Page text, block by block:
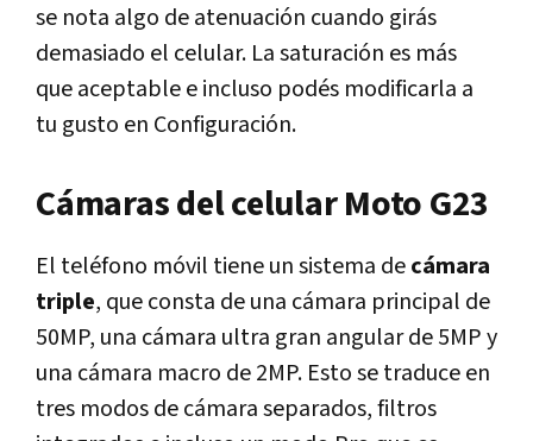
se nota algo de atenuación cuando girás
demasiado el celular. La saturación es más
que aceptable e incluso podés modificarla a
tu gusto en Configuración.
Cámaras del celular Moto G23
El teléfono móvil tiene un sistema decámara
triple, que consta de una cámara principal de
50MP, una cámara ultra gran angular de 5MP y
una cámara macro de 2MP. Esto se traduce en
tres modos de cámara separados, filtros